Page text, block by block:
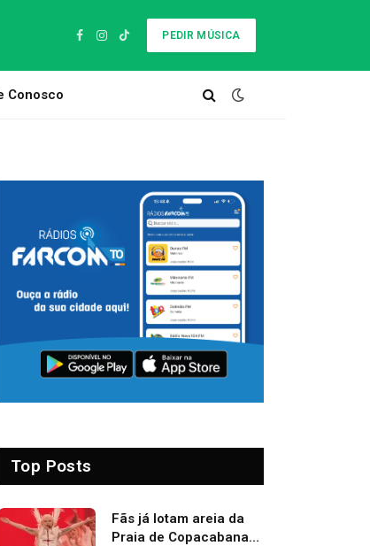
Facebook
Instagram
TikTok
PEDIR MÚSICA
Conosco
Top Posts
Fãs já lotam areia da
Praia de Copacabana